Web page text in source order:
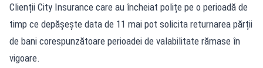
Clienții City Insurance care au încheiat polițe pe o perioadă de
timp ce depășește data de 11 mai pot solicita returnarea părții
de bani corespunzătoare perioadei de valabilitate rămase în
vigoare.